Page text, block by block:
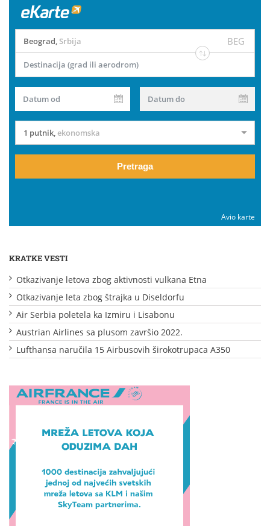
Beograd Srbija BEG
Destinacija (grad ili aerodrom)
Datum od Datum do
1 putnik ekonomska
Pretraga
Avio karte
KRATKE VESTI
Otkazivanje letova zbog aktivnosti vulkana Etna
Otkazivanje leta zbog štrajka u Diseldorfu
Air Serbia poletela ka Izmiru i Lisabonu
Austrian Airlines sa plusom završio 2022.
Lufthansa naručila 15 Airbusovih širokotrupaca A350